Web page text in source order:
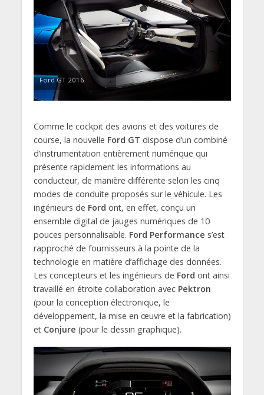
Ford GT 2016
Comme le cockpit des avions et des voitures de
course, la nouvelle Ford GT dispose d’un combiné
d’instrumentation entièrement numérique qui
présente rapidement les informations au
conducteur, de manière différente selon les cinq
modes de conduite proposés sur le véhicule. Les
ingénieurs de Ford ont, en effet, conçu un
ensemble digital de jauges numériques de 10
pouces personnalisable. Ford Performance s’est
rapproché de fournisseurs à la pointe de la
technologie en matière d’affichage des données.
Les concepteurs et les ingénieurs de Ford ont ainsi
travaillé en étroite collaboration avec Pektron
(pour la conception électronique, le
développement, la mise en œuvre et la fabrication)
et Conjure (pour le dessin graphique).